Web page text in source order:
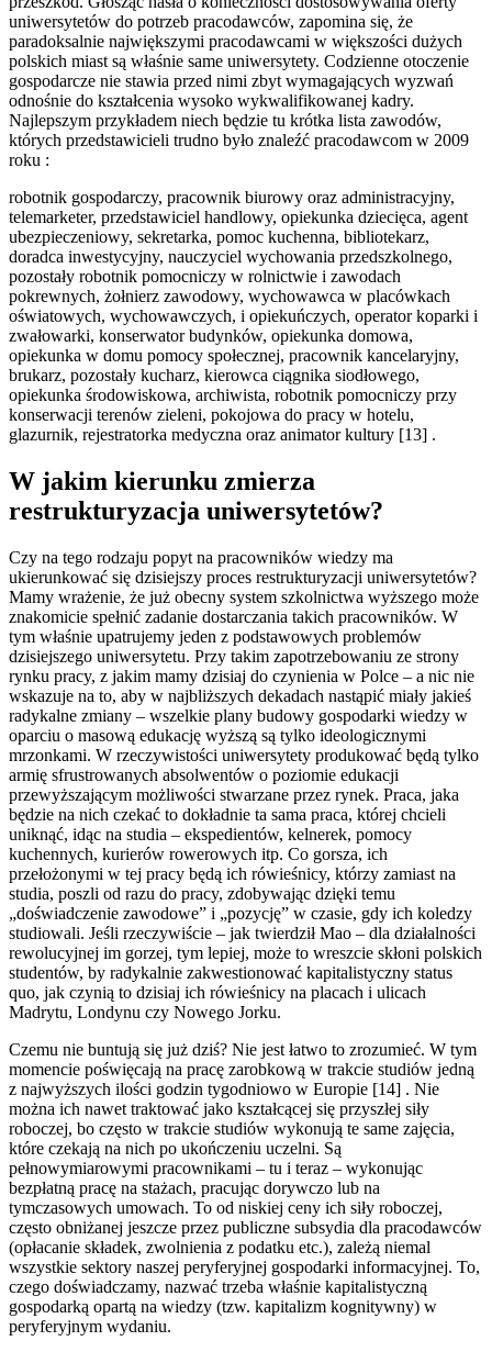
uniwersytetów do potrzeb pracodawców, zapomina się, że
paradoksalnie największymi pracodawcami w większości dużych
polskich miast są właśnie same uniwersytety. Codzienne otoczenie
gospodarcze nie stawia przed nimi zbyt wymagających wyzwań
odnośnie do kształcenia wysoko wykwalifikowanej kadry.
Najlepszym przykładem niech będzie tu krótka lista zawodów,
których przedstawicieli trudno było znaleźć pracodawcom w 2009
roku :
robotnik gospodarczy, pracownik biurowy oraz administracyjny,
telemarketer, przedstawiciel handlowy, opiekunka dziecięca, agent
ubezpieczeniowy, sekretarka, pomoc kuchenna, bibliotekarz,
doradca inwestycyjny, nauczyciel wychowania przedszkolnego,
pozostały robotnik pomocniczy w rolnictwie i zawodach
pokrewnych, żołnierz zawodowy, wychowawca w placówkach
oświatowych, wychowawczych, i opiekuńczych, operator koparki i
zwałowarki, konserwator budynków, opiekunka domowa,
opiekunka w domu pomocy społecznej, pracownik kancelaryjny,
brukarz, pozostały kucharz, kierowca ciągnika siodłowego,
opiekunka środowiskowa, archiwista, robotnik pomocniczy przy
konserwacji terenów zieleni, pokojowa do pracy w hotelu,
glazurnik, rejestratorka medyczna oraz animator kultury [13] .
W jakim kierunku zmierza
restrukturyzacja uniwersytetów?
Czy na tego rodzaju popyt na pracowników wiedzy ma
ukierunkować się dzisiejszy proces restrukturyzacji uniwersytetów?
Mamy wrażenie, że już obecny system szkolnictwa wyższego może
znakomicie spełnić zadanie dostarczania takich pracowników. W
tym właśnie upatrujemy jeden z podstawowych problemów
dzisiejszego uniwersytetu. Przy takim zapotrzebowaniu ze strony
rynku pracy, z jakim mamy dzisiaj do czynienia w Polce – a nic nie
wskazuje na to, aby w najbliższych dekadach nastąpić miały jakieś
radykalne zmiany – wszelkie plany budowy gospodarki wiedzy w
oparciu o masową edukację wyższą są tylko ideologicznymi
mrzonkami. W rzeczywistości uniwersytety produkować będą tylko
armię sfrustrowanych absolwentów o poziomie edukacji
przewyższającym możliwości stwarzane przez rynek. Praca, jaka
będzie na nich czekać to dokładnie ta sama praca, której chcieli
uniknąć, idąc na studia – ekspedientów, kelnerek, pomocy
kuchennych, kurierów rowerowych itp. Co gorsza, ich
przełożonymi w tej pracy będą ich rówieśnicy, którzy zamiast na
studia, poszli od razu do pracy, zdobywając dzięki temu
„doświadczenie zawodowe” i „pozycję” w czasie, gdy ich koledzy
studiowali. Jeśli rzeczywiście – jak twierdził Mao – dla działalności
rewolucyjnej im gorzej, tym lepiej, może to wreszcie skłoni polskich
studentów, by radykalnie zakwestionować kapitalistyczny status
quo, jak czynią to dzisiaj ich rówieśnicy na placach i ulicach
Madrytu, Londynu czy Nowego Jorku.
Czemu nie buntują się już dziś? Nie jest łatwo to zrozumieć. W tym
momencie poświęcają na pracę zarobkową w trakcie studiów jedną
z najwyższych ilości godzin tygodniowo w Europie [14] . Nie
można ich nawet traktować jako kształcącej się przyszłej siły
roboczej, bo często w trakcie studiów wykonują te same zajęcia,
które czekają na nich po ukończeniu uczelni. Są
pełnowymiarowymi pracownikami – tu i teraz – wykonując
bezpłatną pracę na stażach, pracując dorywczo lub na
tymczasowych umowach. To od niskiej ceny ich siły roboczej,
często obniżanej jeszcze przez publiczne subsydia dla pracodawców
(opłacanie składek, zwolnienia z podatku etc.), zależą niemal
wszystkie sektory naszej peryferyjnej gospodarki informacyjnej. To,
czego doświadczamy, nazwać trzeba właśnie kapitalistyczną
gospodarką opartą na wiedzy (tzw. kapitalizm kognitywny) w
peryferyjnym wydaniu.